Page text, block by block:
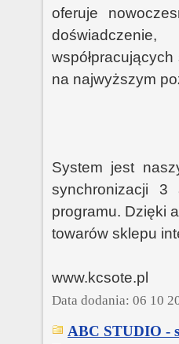
oferuje
na najwyższym
System jest
synchronizacji
programu. Dzięki
towarów sklepu
www.kcsote.pl
Data dodania: 06 10
ABC STUDIO -